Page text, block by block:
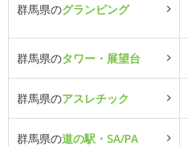
群馬県のグランピング
群馬県のタワー・展望台
群馬県のアスレチック
群馬県の道の駅・SA/PA